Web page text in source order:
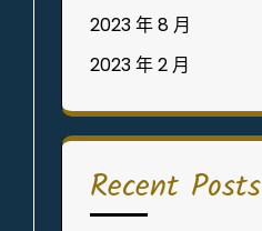
2023 年 8 月
2023 年 2 月
Recent Posts